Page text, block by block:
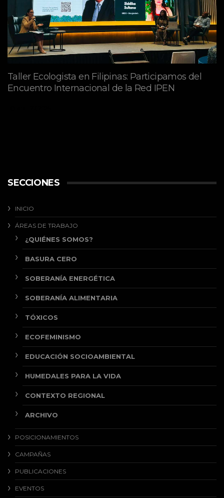
Taller Ecologista en Filipinas: Participamos del
Encuentro Internacional de la Red IPEN
SECCIONES
INICIO
ÁREAS DE TRABAJO
¿QUIÉNES SOMOS?
BASURA CERO
SOBERANÍA ENERGÉTICA
SOBERANÍA ALIMENTARIA
TÓXICOS
ECOFEMINISMO
EDUCACIÓN SOCIOAMBIENTAL
HUMEDALES PARA LA VIDA
CONTEXTO REGIONAL
ARCHIVO
POSICIONAMIENTOS
CAMPAÑAS
PUBLICACIONES
EVENTOS